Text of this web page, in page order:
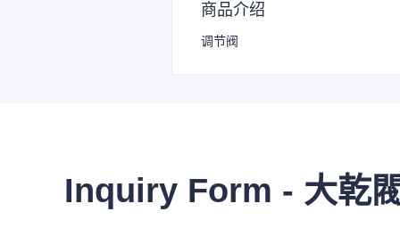
商品介绍
调节阀
Inquiry Form - 大乾